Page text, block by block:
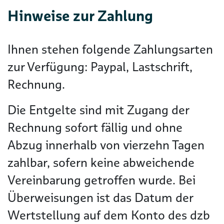
Hinweise zur Zahlung
Ihnen stehen folgende Zahlungsarten
zur Verfügung: Paypal, Lastschrift,
Rechnung.
Die Entgelte sind mit Zugang der
Rechnung sofort fällig und ohne
Abzug innerhalb von vierzehn Tagen
zahlbar, sofern keine abweichende
Vereinbarung getroffen wurde. Bei
Überweisungen ist das Datum der
Wertstellung auf dem Konto des dzb